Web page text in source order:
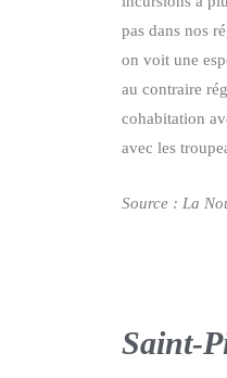
pas dans nos
on voit une
au contraire
cohabitation
avec les
Source : La
Saint-